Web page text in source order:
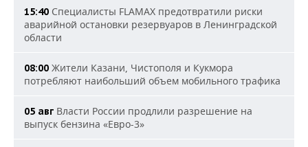
15:40 Специалисты FLAMAX предотвратили риски
аварийной остановки резервуаров в Ленинградской
области
08:00 Жители Казани, Чистополя и Кукмора
потребляют наибольший объем мобильного трафика
05 авг Власти России продлили разрешение на
выпуск бензина «Евро-3»